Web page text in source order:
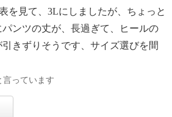
を見て、3Lにしましたが、ちょっと
ンツの丈が、長過ぎて、ヒールの
きずりそうです、サイズ選びを間
言っています